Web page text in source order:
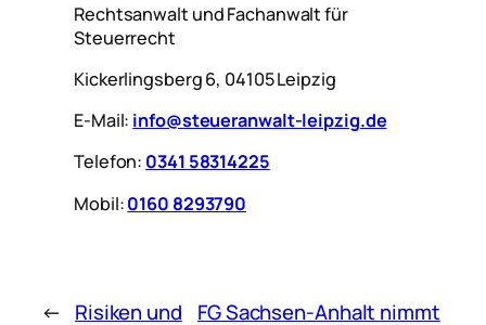
Rechtsanwalt und Fachanwalt für
Steuerrecht
Kickerlingsberg 6, 04105 Leipzig
E-Mail: info@steueranwalt-leipzig.de
Telefon: 0341 58314225
Mobil:0160 8293790
←
Risiken und
FG Sachsen-Anhalt nimmt